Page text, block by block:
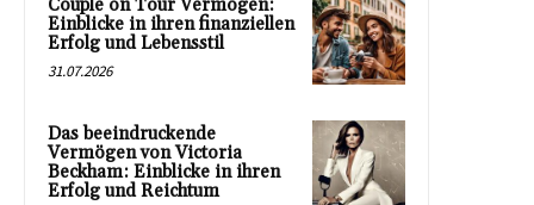
Couple on Tour Vermögen:
Einblicke in ihren finanziellen
Erfolg und Lebensstil
31.07.2026
Das beeindruckende
Vermögen von Victoria
Beckham: Einblicke in ihren
Erfolg und Reichtum